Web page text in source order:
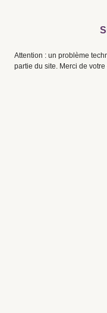
Attention : un problème
partie du site. Merci de votre